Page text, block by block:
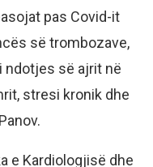
pas Covid-it
së trombozave,
ndotjes së ajrit në
stresi kronik dhe
e Kardiologjisë dhe